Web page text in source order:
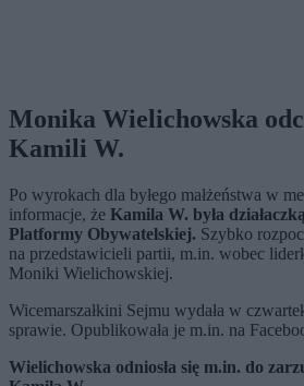
Monika Wielichowska
Kamili W.
Po wyrokach dla byłego małżeństwa w
informacje, że Kamila W. była
Platformy Obywatelskiej. Szybko
na przedstawicieli partii, m.in. wobec
Moniki Wielichowskiej.
Wicemarszałkini Sejmu wydała w
sprawie. Opublikowała je m.in. na
Wielichowska odniosła się m.in. do